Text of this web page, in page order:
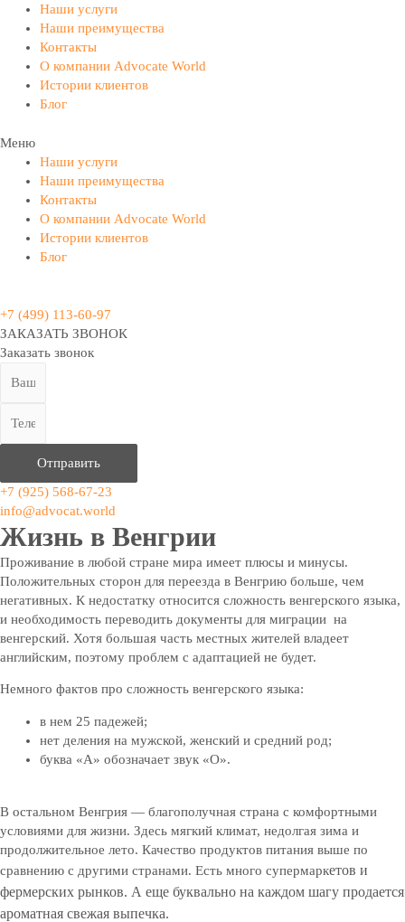
Наши услуги
Наши преимущества
Контакты
О компании Advocate World
Истории клиентов
Блог
Меню
Наши услуги
Наши преимущества
Контакты
О компании Advocate World
Истории клиентов
Блог
+7 (499) 113-60-97
ЗАКАЗАТЬ ЗВОНОК
Заказать звонок
Отправить
+7 (925) 568-67-23
info@advocat.world
Жизнь в Венгрии
Проживание в любой стране мира имеет плюсы и минусы.
Положительных сторон для переезда в Венгрию больше, чем
негативных. К недостатку относится сложность венгерского языка,
и необходимость переводить документы для миграции на
венгерский. Хотя большая часть местных жителей владеет
английским, поэтому проблем с адаптацией не будет.
Немного фактов про сложность венгерского языка:
в нем 25 падежей;
нет деления на мужской, женский и средний род;
буква «А» обозначает звук «О».
В остальном Венгрия — благополучная страна с комфортными
условиями для жизни. Здесь мягкий климат, недолгая зима и
продолжительное лето. Качество продуктов питания выше по
сравнению с другими странами. Есть много супермаркетов и
фермерских рынков. А еще буквально на каждом шагу продается
ароматная свежая выпечка.